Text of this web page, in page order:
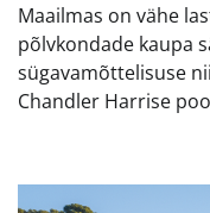
Maailmas on vähe
põlvkondade kaupa
sügavamõttelisuse
Chandler Harrise